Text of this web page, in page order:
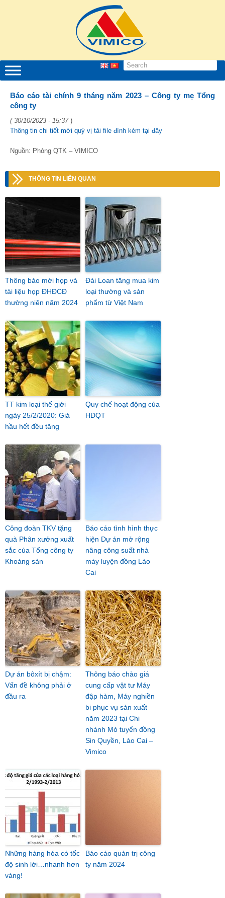
Báo cáo tài chính 9 tháng năm 2023 – Công ty mẹ Tổng
công ty
( 30/10/2023 - 15:37)
Thông tin chi tiết mời quý vị tải file đính kèm tại đây
Nguồn: Phòng QTK – VIMICO
THÔNG TIN LIÊN QUAN
Thông báo mời họp và
tài liệu họp ĐHĐCĐ
thường niên năm 2024
Đài Loan tăng mua kim
loại thường và sản
phẩm từ Việt Nam
TT kim loại thế giới
ngày 25/2/2020: Giá
hầu hết đều tăng
Quy chế hoạt động của
HĐQT
Công đoàn TKV tặng
quà Phân xưởng xuất
sắc của Tổng công ty
Khoáng sản
Báo cáo tình hình thực
hiện Dự án mở rộng
nâng công suất nhà
máy luyện đồng Lào
Cai
Dự án bôxít bị chậm:
Vấn đề không phải ở
đầu ra
Thông báo chào giá
cung cấp vật tư Máy
đập hàm, Máy nghiền
bi phục vụ sản xuất
năm 2023 tại Chi
nhánh Mỏ tuyển đồng
Sin Quyền, Lào Cai –
Vimico
Những hàng hóa có tốc
độ sinh lời…nhanh hơn
vàng!
Báo cáo quản trị công
ty năm 2024